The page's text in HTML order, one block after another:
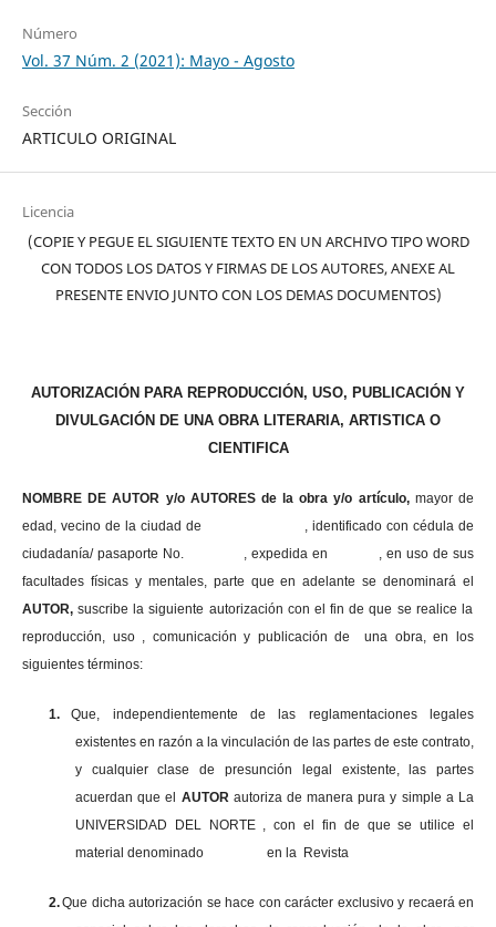
Número
Vol. 37 Núm. 2 (2021): Mayo - Agosto
Sección
ARTICULO ORIGINAL
Licencia
(COPIE Y PEGUE EL SIGUIENTE TEXTO EN UN ARCHIVO TIPO WORD
CON TODOS LOS DATOS Y FIRMAS DE LOS AUTORES, ANEXE AL
PRESENTE ENVIO JUNTO CON LOS DEMAS DOCUMENTOS)
AUTORIZACIÓN PARA REPRODUCCIÓN, USO, PUBLICACIÓN Y
DIVULGACIÓN DE UNA OBRA LITERARIA, ARTISTICA O
CIENTIFICA
NOMBRE DE AUTOR y/o AUTORES de la obra y/o artículo, mayor de
edad, vecino de la ciudad de , identificado con cédula de
ciudadanía/ pasaporte No. , expedida en , en uso de sus
facultades físicas y mentales, parte que en adelante se denominará el
AUTOR,suscribe la siguiente autorización con el fin de que se realice la
reproducción, uso , comunicación y publicación de una obra, en los
siguientes términos:
1.
Que, independientemente de las reglamentaciones legales
existentes en razón a la vinculación de las partes de este contrato,
y cualquier clase de presunción legal existente, las partes
acuerdan que el AUTOR autoriza de manera pura y simple a La
UNIVERSIDAD DEL NORTE , con el fin de que se utilice el
material denominado en la Revista
2.Que dicha autorización se hace con carácter exclusivo y recaerá en